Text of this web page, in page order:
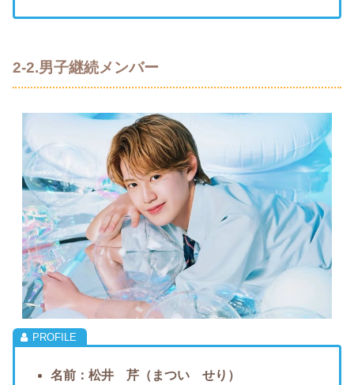
2-2.男子継続メンバー
名前：松井 芹（まつい せり）